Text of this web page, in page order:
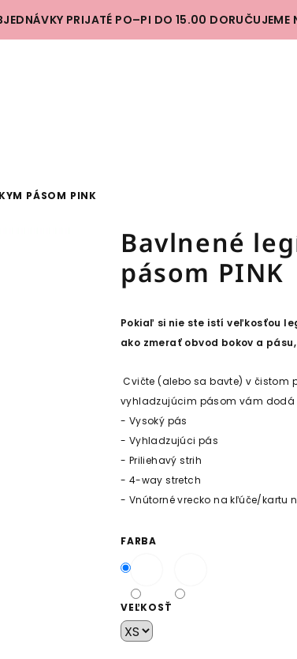
PRIJATÉ PO–PI DO 15.00 DORUČUJEME
PÁSOM PINK
Bavlnené
pásom PINK
Pokiaľ si nie ste istí veľkosťou
ako zmerať obvod bokov a
Cvičte (alebo sa bavte) v čistom
vyhladzujúcim pásom vám dodá
- Vysoký pás
- Vyhladzujúci pás
- Priliehavý strih
- 4-way stretch
- Vnútorné vrecko na kľúče/kartu
FARBA
VEĽKOSŤ